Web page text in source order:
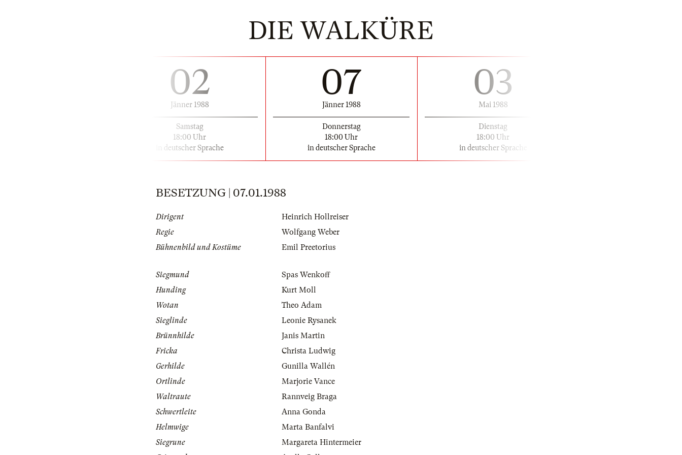
DIE WALKÜRE
02
Jänner 1988
Samstag
18:00 Uhr
in deutscher Sprache
07
Jänner 1988
Donnerstag
18:00 Uhr
in deutscher Sprache
03
Mai 1988
Dienstag
18:00 Uhr
in deutscher Sprache
BESETZUNG | 07.01.1988
Dirigent
Heinrich Hollreiser
Regie
Wolfgang Weber
Bühnenbild und Kostüme
Emil Preetorius
Siegmund
Spas Wenkoff
Hunding
Kurt Moll
Wotan
Theo Adam
Sieglinde
Leonie Rysanek
Brünnhilde
Janis Martin
Fricka
Christa Ludwig
Gerhilde
Gunilla Wallén
Ortlinde
Marjorie Vance
Waltraute
Rannveig Braga
Schwertleite
Anna Gonda
Helmwige
Marta Banfalvi
Siegrune
Margareta Hintermeier